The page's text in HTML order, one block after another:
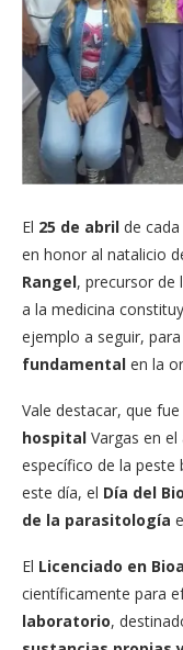
El 25 de abril de
en honor al natalicio
Rangel, precursor de
a la medicina
ejemplo a seguir,
fundamental en la
Vale destacar, que fue
hospital Vargas en
específico de la peste
este día, el Día del
de la parasitología
El Licenciado en
científicamente para
laboratorio,